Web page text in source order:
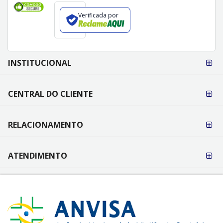
Verificada por
FORMAS DE
PAGAMENTO
INSTITUCIONAL
CENTRAL DO CLIENTE
RELACIONAMENTO
ATENDIMENTO